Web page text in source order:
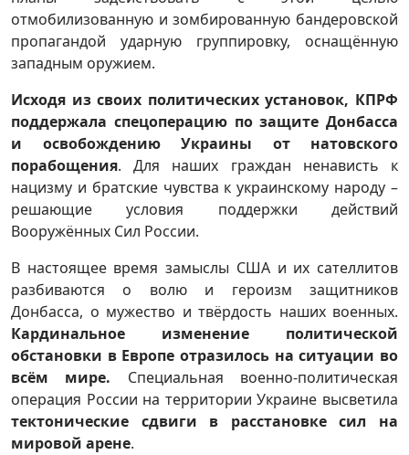
отмобилизованную и зомбированную бандеровской
пропагандой ударную группировку, оснащённую
западным оружием.
Исходя из своих политических установок, КПРФ
поддержала спецоперацию по защите Донбасса
и освобождению Украины от натовского
порабощения. Для наших граждан ненависть к
нацизму и братские чувства к украинскому народу –
решающие условия поддержки действий
Вооружённых Сил России.
В настоящее время замыслы США и их сателлитов
разбиваются о волю и героизм защитников
Донбасса, о мужество и твёрдость наших военных.
Кардинальное изменение политической
обстановки в Европе отразилось на ситуации во
всём мире. Специальная военно-политическая
операция России на территории Украине высветила
тектонические сдвиги в расстановке сил на
мировой арене.